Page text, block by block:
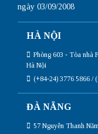
ngày 03/09/2008
HÀ NỘI
Phòng 603 - Tòa nhà
Hà Nội
(+84-24) 3776 5866 /
ĐÀ NẴNG
57 Nguyễn Thanh